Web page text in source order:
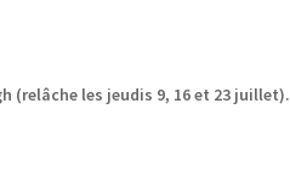
(relâche les jeudis 9, 16 et 23 juillet).